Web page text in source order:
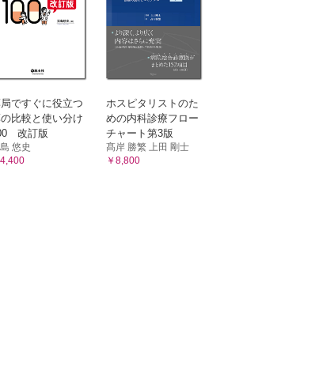
ですぐに役立つ
比較と使い分け
改訂版
悠史
4,400
ホスピタリストのた
めの内科診療フロー
チャート第3版
髙岸 勝繁 上田 剛士
￥8,800